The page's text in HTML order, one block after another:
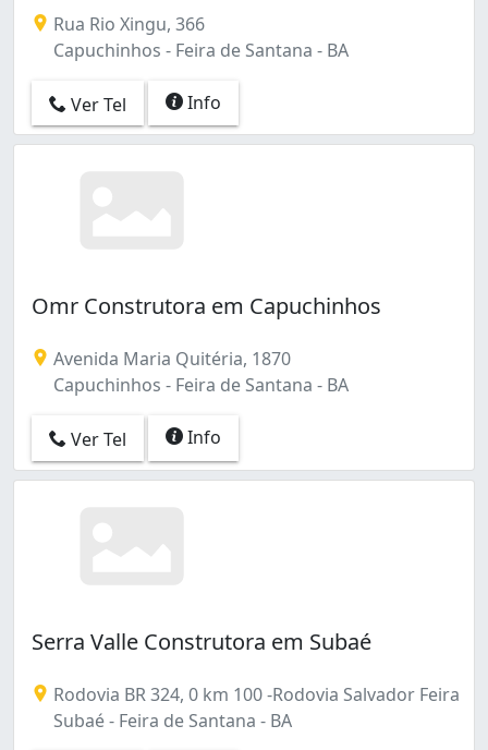
Rua Rio Xingu, 366
Capuchinhos - Feira de Santana - BA
Ver Tel Info
Omr Construtora em Capuchinhos
Avenida Maria Quitéria, 1870
Capuchinhos - Feira de Santana - BA
Ver Tel Info
Serra Valle Construtora em Subaé
Rodovia BR 324, 0 km 100 -Rodovia Salvador Feira
Subaé - Feira de Santana - BA